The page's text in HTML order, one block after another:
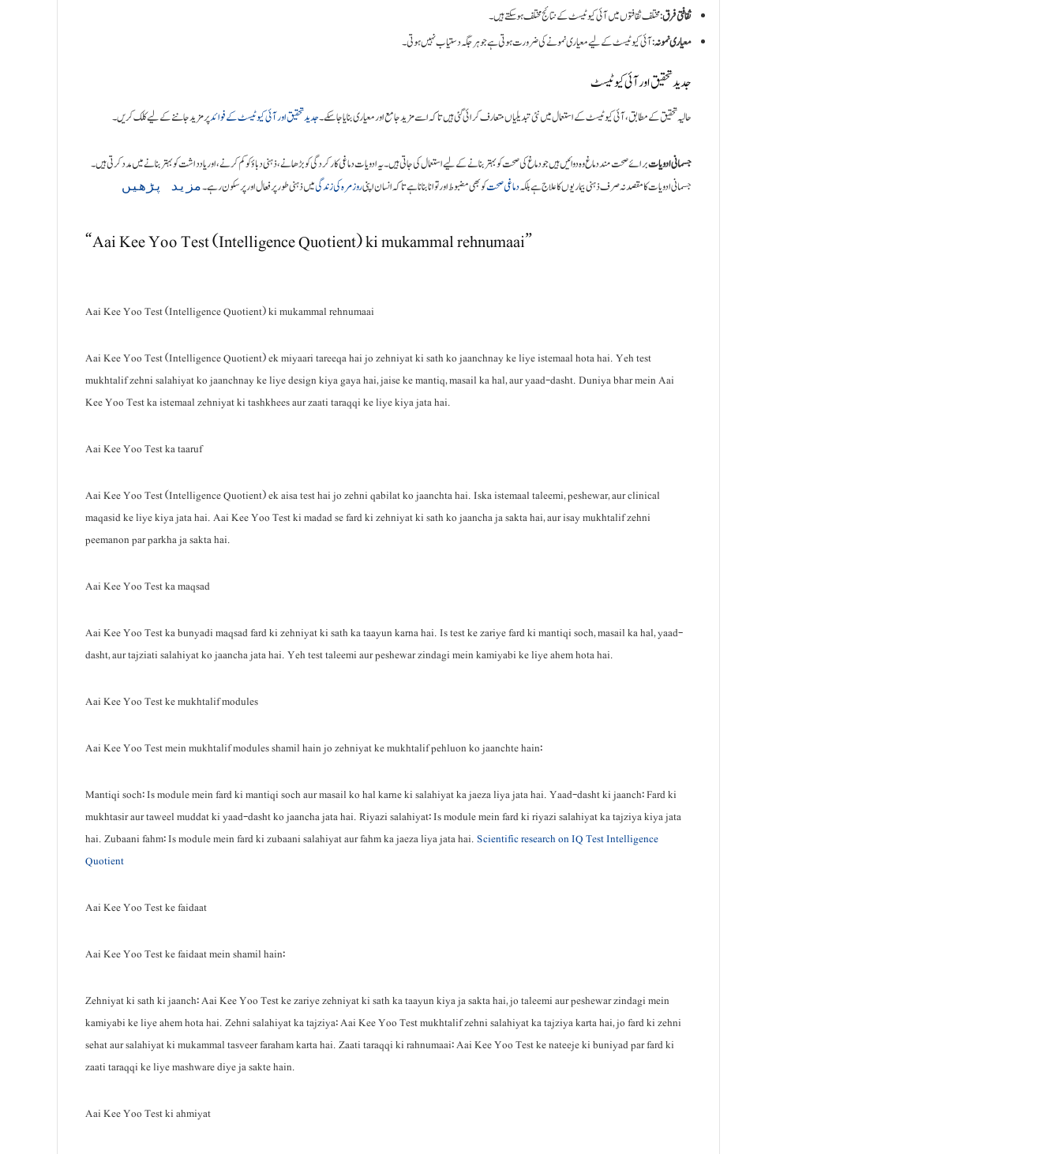
ثقافتی فرق: مختلف ثقافتوں میں آئی کیو ٹیسٹ کے نتائج مختلف ہو سکتے ہیں۔
معیاری نمونہ: آئی کیو ٹیسٹ کے لیے معیاری نمونے کی ضرورت ہوتی ہے جو ہر جگہ دستیاب نہیں ہوتی۔
جدید تحقیق اور آئی کیو ٹیسٹ
حالیہ تحقیق کے مطابق، آئی کیو ٹیسٹ کے استعمال میں نئی تبدیلیاں متعارف کرائی گئی ہیں تاکہ اسے مزید جامع اور معیاری بنایا جا سکے۔جدید تحقیق اور آئی کیو ٹیسٹ کے فوائدپر مزید جاننے کے لیے کلک کریں۔
جسمانی ادویاتبرائے صحت مند دماغ وہ دوائیں ہیں جو دماغ کی صحت کو بہتر بنانے کے لیے استعمال کی جاتی ہیں۔ یہ ادویات دماغی کارکردگی کو بڑھانے، ذہنی دباؤ کو کم کرنے، اور یادداشت کو بہتر بنانے میں مدد کرتی ہیں۔
جسمانی ادویات کا مقصد نہ صرف ذہنی بیماریوں کا علاج ہے بلکہدماغی صحتکو بھی مضبوط اور توانا بنانا ہے تاکہ انسان اپنیروزمرہ کی زندگیمیں ذہنی طور پر فعال اور پر سکون رہے۔مزید پڑھیں
“Aai Kee Yoo Test (Intelligence Quotient) ki mukammal rehnumaai”
Aai Kee Yoo Test (Intelligence Quotient) ki mukammal rehnumaai
Aai Kee Yoo Test (Intelligence Quotient) ek miyaari tareeqa hai jo zehniyat ki sath ko jaanchnay ke liye istemaal hota hai. Yeh test
mukhtalif zehni salahiyat ko jaanchnay ke liye design kiya gaya hai, jaise ke mantiq, masail ka hal, aur yaad-dasht. Duniya bhar mein Aai
Kee Yoo Test ka istemaal zehniyat ki tashkhees aur zaati taraqqi ke liye kiya jata hai.
Aai Kee Yoo Test ka taaruf
Aai Kee Yoo Test (Intelligence Quotient) ek aisa test hai jo zehni qabilat ko jaanchta hai. Iska istemaal taleemi, peshewar, aur clinical
maqasid ke liye kiya jata hai. Aai Kee Yoo Test ki madad se fard ki zehniyat ki sath ko jaancha ja sakta hai, aur isay mukhtalif zehni
peemanon par parkha ja sakta hai.
Aai Kee Yoo Test ka maqsad
Aai Kee Yoo Test ka bunyadi maqsad fard ki zehniyat ki sath ka taayun karna hai. Is test ke zariye fard ki mantiqi soch, masail ka hal, yaad-
dasht, aur tajziati salahiyat ko jaancha jata hai. Yeh test taleemi aur peshewar zindagi mein kamiyabi ke liye ahem hota hai.
Aai Kee Yoo Test ke mukhtalif modules
Aai Kee Yoo Test mein mukhtalif modules shamil hain jo zehniyat ke mukhtalif pehluon ko jaanchte hain:
Mantiqi soch: Is module mein fard ki mantiqi soch aur masail ko hal karne ki salahiyat ka jaeza liya jata hai. Yaad-dasht ki jaanch: Fard ki
mukhtasir aur taweel muddat ki yaad-dasht ko jaancha jata hai. Riyazi salahiyat: Is module mein fard ki riyazi salahiyat ka tajziya kiya jata
hai. Zubaani fahm: Is module mein fard ki zubaani salahiyat aur fahm ka jaeza liya jata hai.Scientific research on IQ Test Intelligence
Quotient
Aai Kee Yoo Test ke faidaat
Aai Kee Yoo Test ke faidaat mein shamil hain:
Zehniyat ki sath ki jaanch: Aai Kee Yoo Test ke zariye zehniyat ki sath ka taayun kiya ja sakta hai, jo taleemi aur peshewar zindagi mein
kamiyabi ke liye ahem hota hai. Zehni salahiyat ka tajziya: Aai Kee Yoo Test mukhtalif zehni salahiyat ka tajziya karta hai, jo fard ki zehni
sehat aur salahiyat ki mukammal tasveer faraham karta hai. Zaati taraqqi ki rahnumaai: Aai Kee Yoo Test ke nateeje ki buniyad par fard ki
zaati taraqqi ke liye mashware diye ja sakte hain.
Aai Kee Yoo Test ki ahmiyat